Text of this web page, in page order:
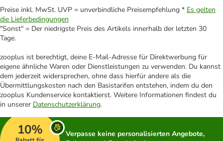
Preise inkl. MwSt. UVP = unverbindliche Preisempfehlung * Es gelten
die Lieferbedingungen
"Sonst" = Der niedrigste Preis des Artikels innerhalb der letzten 30
Tage.
zooplus ist berechtigt, deine E-Mail-Adresse für Direktwerbung für
eigene ähnliche Waren oder Dienstleistungen zu verwenden. Du kannst
dem jederzeit widersprechen, ohne dass hierfür andere als die
Übermittlungskosten nach den Basistarifen entstehen, indem du den
zooplus Kundenservice kontaktierst. Weitere Informationen findest du
in unserer Datenschutzerklärung.
10%
Verpasse keine personalisierten Angebote,